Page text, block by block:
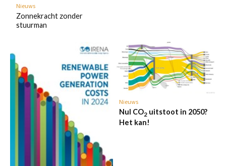
Nieuws
Zonnekracht zonder
stuurman
Nieuws
Nul CO2uitstoot in 2050?
Het kan!